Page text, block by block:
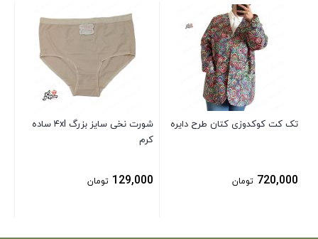
تک کت کوکدوزی کتان طرح دایره
720,000 تومان
شورت نخی سایز بزرگ ۴xl ساده
کرم
129,000 تومان